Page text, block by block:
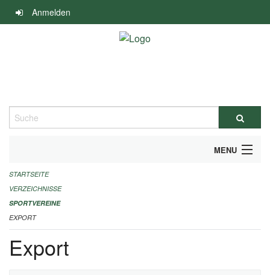
Navigation
überspringen
Anmelden
Suche
MENU
ALLGEMEINE INFORMATIONEN
FINANZIELLE UNTERSTÜTZUNG BENÖTIGT?
KONTAKT
STARTSEITE
VERZEICHNISSE
SPORTVEREINE
EXPORT
Export